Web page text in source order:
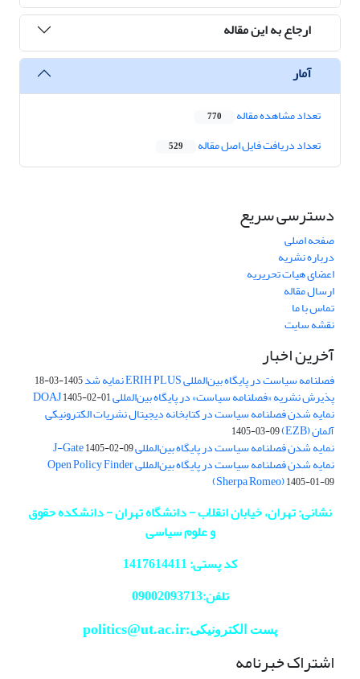
ارجاع به این مقاله
آمار
تعداد مشاهده مقاله 770
تعداد دریافت فایل اصل مقاله 529
دسترسی سریع
صفحه اصلی
درباره نشریه
اعضای هیات تحریریه
ارسال مقاله
تماس با ما
نقشه سایت
آخرین اخبار
فصلنامه سیاست در پایگاه بین‌المللی ERIH PLUS نمایه شد 1405-03-18
پذیرش نشریه «فصلنامه سیاست» در پایگاه بین‌المللی DOAJ1405-02-01
نمایه شدن فصلنامه سیاست در کتابخانه دیجیتال نشریات الکترونیکی
آلمان (EZB) 1405-03-09
نمایه شدن فصلنامه سیاست در پایگاه بین‌المللی J-Gate1405-02-09
نمایه شدن فصلنامه سیاست در پایگاه بین‌المللی Open Policy Finder
(Sherpa Romeo)1405-01-09
نشانی: تهران، خیابان انقلاب - دانشگاه تهران - دانشکده حقوق
و علوم سیاسی
کد پستی: 1417614411
تلفن:09002093713
پست الکترونیکی:politics@ut.ac.ir
اشتراک خبرنامه